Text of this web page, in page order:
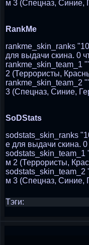
м 3 (Спецназ, Синие,
RankMe
rankme_skin_ranks
для выдачи скина. 0
rankme_skin_team_1
2 (Террористы,
rankme_skin_team_2
3 (Спецназ, Синие,
SoDStats
sodstats_skin_ranks
е для выдачи скина.
sodstats_skin_team_1
м 2 (Террористы,
sodstats_skin_team_2
м 3 (Спецназ, Синие,
Тэги: